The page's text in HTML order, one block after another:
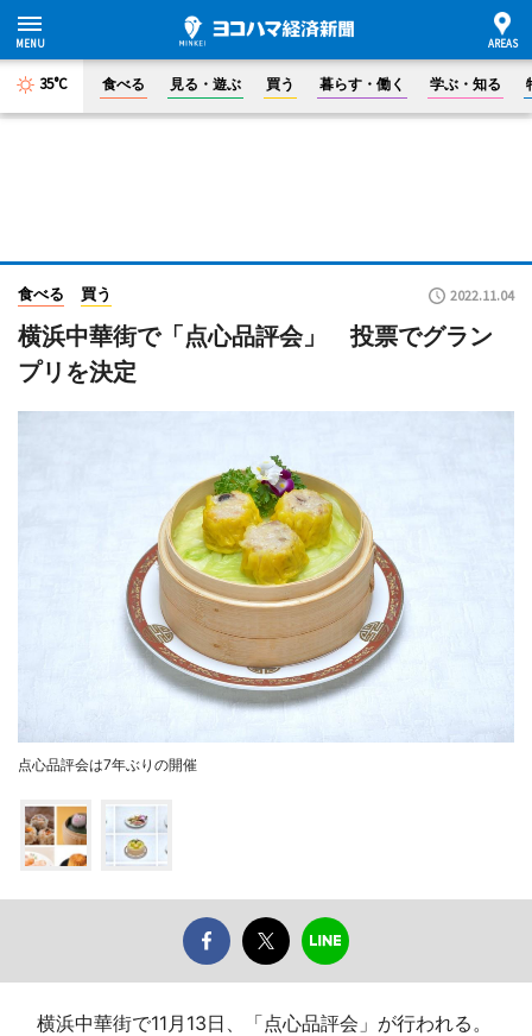
35°C 食べる 見る・遊ぶ 買う 暮らす・働く 学ぶ・知る
食べる 買う 2022.11.04
横浜中華街で「点心品評会」 投票でグラン
プリを決定
点心品評会は7年ぶりの開催
横浜中華街で11月13日、「点心品評会」が行われる。